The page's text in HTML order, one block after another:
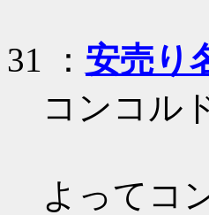
31 ： 安売り
コンコル
よってコ